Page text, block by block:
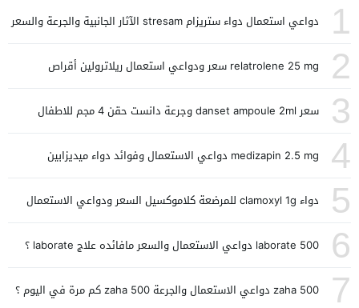
1 دواعي استعمال دواء ستريزام stresam الآثار الجانبية والجرعة والسعر
2 relatrolene 25 mg سعر ودواعي استعمال ريلاترولين أقراص
3 سعر danset ampoule 2ml وجرعة دانست حقن 4 مجم للاطفال
4 medizapin 2.5 mg دواعي الاستعمال وفوائد دواء ميديزابين
5 دواء clamoxyl 1g للمرضعة كلاموكسيل السعر ودواعي الاستعمال
6 laborate 500 دواعي الاستعمال والسعر مافائده علاج laborate ؟
7 zaha 500 دواعي الاستعمال والجرعة zaha 500 كم مرة في اليوم ؟